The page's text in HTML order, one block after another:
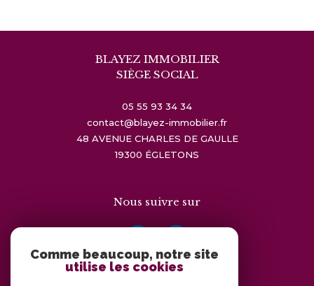
BLAYEZ IMMOBILIER
SIÈGE SOCIAL
05 55 93 34 34
contact@blayez-immobilier.fr
48 AVENUE CHARLES DE GAULLE
19300
ÉGLETONS
Nous suivre sur
Comme beaucoup, notre site
utilise les cookies